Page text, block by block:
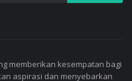
memberikan kesempatan bagi
aspirasi dan menyebarkan